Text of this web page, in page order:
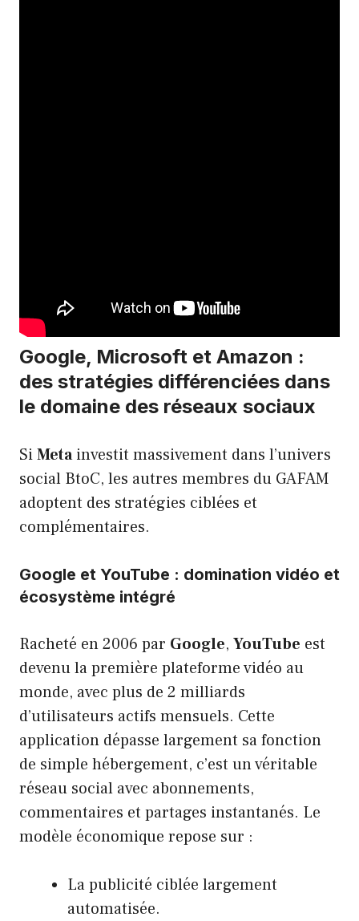
Google, Microsoft et Amazon :
des stratégies différenciées dans
le domaine des réseaux sociaux
SiMetainvestit massivement dans l’univers
social BtoC, les autres membres du GAFAM
adoptent des stratégies ciblées et
complémentaires.
Google et YouTube : domination vidéo et
écosystème intégré
Racheté en 2006 par Google, YouTube est
devenu la première plateforme vidéo au
monde, avec plus de 2 milliards
d’utilisateurs actifs mensuels. Cette
application dépasse largement sa fonction
de simple hébergement, c’est un véritable
réseau social avec abonnements,
commentaires et partages instantanés. Le
modèle économique repose sur :
La publicité ciblée largement
automatisée.